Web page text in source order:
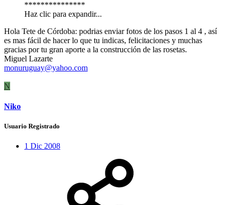
***************
Haz clic para expandir...
Hola Tete de Córdoba: podrias enviar fotos de los pasos 1 al 4 , así
es mas fácil de hacer lo que tu indicas, felicitaciones y muchas
gracias por tu gran aporte a la construcción de las rosetas.
Miguel Lazarte
monuruguay@yahoo.com
N
Niko
Usuario Registrado
1 Dic 2008